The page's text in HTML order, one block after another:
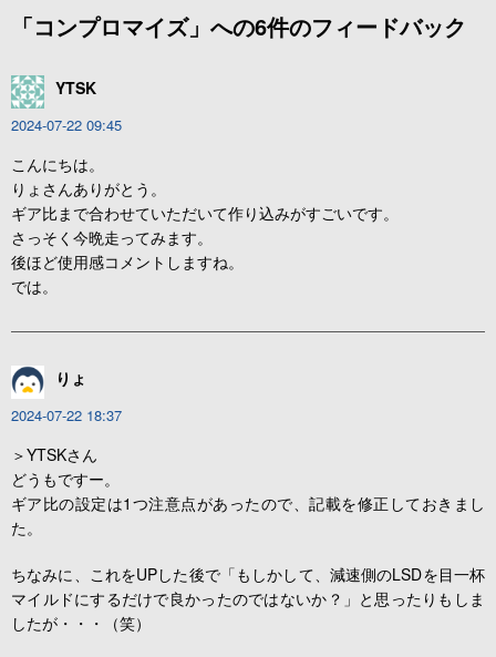
ゲ
シ
ョ
ン
「コンプロマイズ」への6件のフィードバック
YTSK
2024-07-22 09:45
こんにちは。
りょさんありがとう。
ギア比まで合わせていただいて作り込みがすごいです。
さっそく今晩走ってみます。
後ほど使用感コメントしますね。
では。
りょ
2024-07-22 18:37
＞YTSKさん
どうもですー。
ギア比の設定は1つ注意点があったので、記載を修正しておきまし
た。
ちなみに、これをUPした後で「もしかして、減速側のLSDを目一杯
マイルドにするだけで良かったのではないか？」と思ったりもしま
したが・・・（笑）